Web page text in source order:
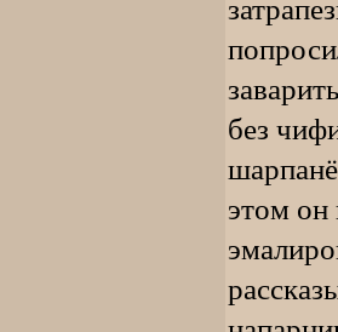
без
этом он